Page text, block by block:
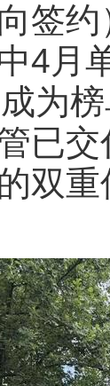
签
4月
为
已
双